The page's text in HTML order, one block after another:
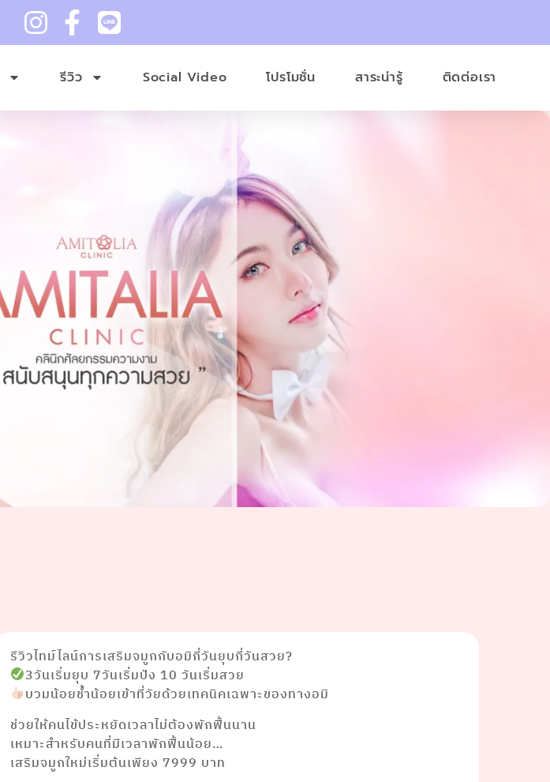
รีวิว Social Video โปรโมชั่น สาระน่ารู้ ติดต่อเรา
รีวิวไทม์ไลน์การเสริมจมูกกับอมิกี่วันยุบกี่วันสวย?
3วันเริ่มยุบ 7วันเริ่มปัง 10 วันเริ่มสวย
บวมน้อยช้ำน้อยเข้าที่วัยด้วยเทคนิคเฉพาะของทางอมิ
ช่วยให้คนไข้ประหยัดเวลาไม่ต้องพักฟื้นนาน
เหมาะสำหรับคนที่มีเวลาพักฟื้นน้อย…
เสริมจมูกใหม่เริ่มต้นเพียง 7999 บาท